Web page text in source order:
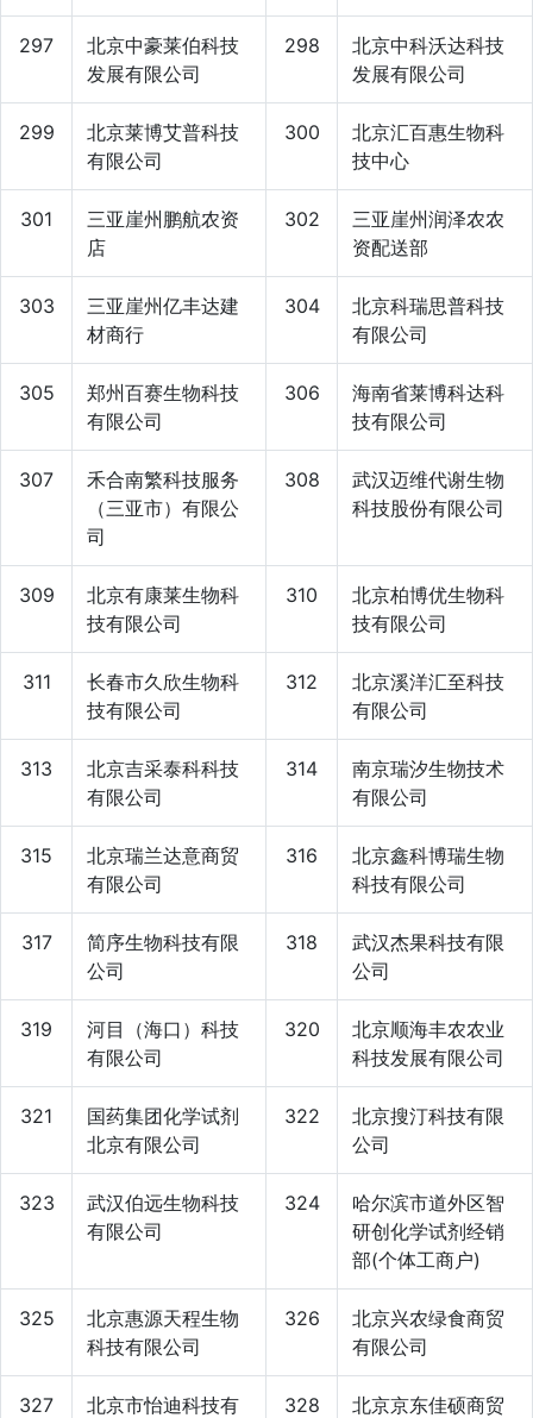
297
北京中豪莱伯科技
发展有限公司
298
北京中科沃达科技
发展有限公司
299
北京莱博艾普科技
有限公司
300
北京汇百惠生物科
技中心
301
三亚崖州鹏航农资
店
302
三亚崖州润泽农农
资配送部
303
三亚崖州亿丰达建
材商行
304
北京科瑞思普科技
有限公司
305
郑州百赛生物科技
有限公司
306
海南省莱博科达科
技有限公司
307
禾合南繁科技服务
（三亚市）有限公
司
308
武汉迈维代谢生物
科技股份有限公司
309
北京有康莱生物科
技有限公司
310
北京柏博优生物科
技有限公司
311
长春市久欣生物科
技有限公司
312
北京溪洋汇至科技
有限公司
313
北京吉采泰科科技
有限公司
314
南京瑞汐生物技术
有限公司
315
北京瑞兰达意商贸
有限公司
316
北京鑫科博瑞生物
科技有限公司
317
简序生物科技有限
公司
318
武汉杰果科技有限
公司
319
河目（海口）科技
有限公司
320
北京顺海丰农农业
科技发展有限公司
321
国药集团化学试剂
北京有限公司
322
北京搜汀科技有限
公司
323
武汉伯远生物科技
有限公司
324
哈尔滨市道外区智
研创化学试剂经销
部(个体工商户)
325
北京惠源天程生物
科技有限公司
326
北京兴农绿食商贸
有限公司
327
北京市怡迪科技有
328
北京京东佳硕商贸